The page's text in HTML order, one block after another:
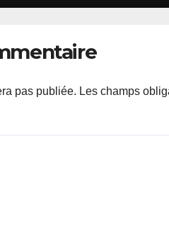
pas publiée. Les champs